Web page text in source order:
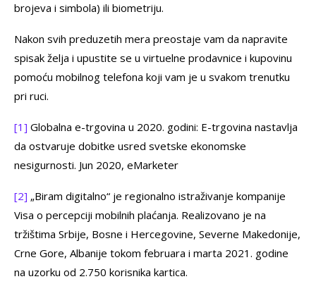
brojeva i simbola) ili biometriju.
Nakon svih preduzetih mera preostaje vam da napravite
spisak želja i upustite se u virtuelne prodavnice i kupovinu
pomoću mobilnog telefona koji vam je u svakom trenutku
pri ruci.
[1] Globalna e-trgovina u 2020. godini: E-trgovina nastavlja
da ostvaruje dobitke usred svetske ekonomske
nesigurnosti. Jun 2020, eMarketer
[2] „Biram digitalno“ je regionalno istraživanje kompanije
Visa o percepciji mobilnih plaćanja. Realizovano je na
tržištima Srbije, Bosne i Hercegovine, Severne Makedonije,
Crne Gore, Albanije tokom februara i marta 2021. godine
na uzorku od 2.750 korisnika kartica.